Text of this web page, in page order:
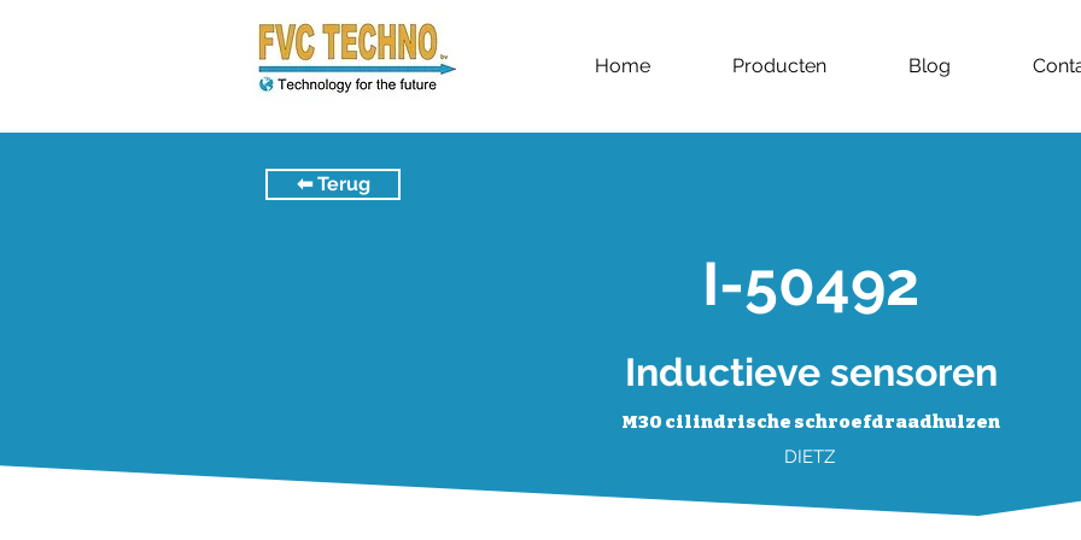
Home Producten Blog
⬅︎ Terug
Inductieve sensoren
M30 cilindrische schroefdraadhulzen
DIETZ
I-50492